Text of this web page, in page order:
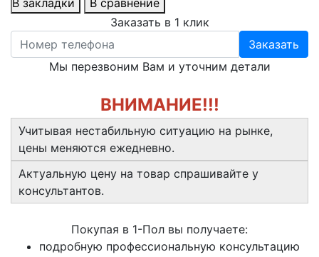
Заказать в 1 клик
Заказать
Мы перезвоним Вам и уточним детали
ВНИМАНИЕ!!!
Учитывая нестабильную ситуацию на рынке,
цены меняются ежедневно.
Актуальную цену на товар спрашивайте у
консультантов.
Покупая в 1-Пол вы получаете:
подробную профессиональную консультацию